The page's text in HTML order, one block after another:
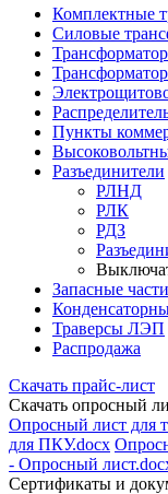
Комплектные
Силовые
Пункты
Разъединители
РЛНД
РЛК
РДЗ
Запасные
Траверсы ЛЭП
Распродажа
Скачать прайс-лист
Скачать опросный
Опросный лист для
для ПКУ.docx
- Опросный
Сертификаты и